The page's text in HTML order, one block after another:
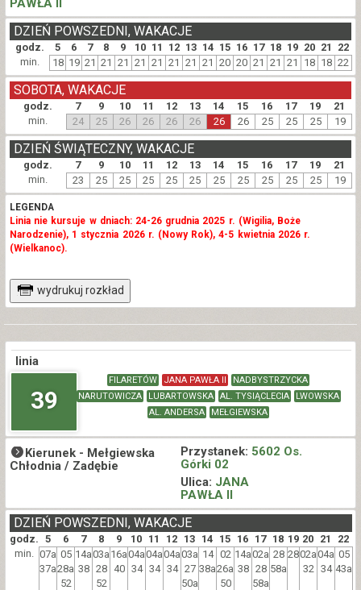
PAWŁA II
godz. 5 6 7 8 9 10 11 12 13 14 15 16 17 18 19 20 21 22
DZIEŃ POWSZEDNI, WAKACJE
min. 18 19 21 21 21 21 21 21 21 21 20 20 21 21 21 18 18 22
godz. 7 9 10 11 12 13 14 15 16 17 19 21
SOBOTA, WAKACJE
min. 24 25 26 26 26 26 26 26 25 25 25 19
godz. 7 9 10 11 12 13 14 15 16 17 19 21
DZIEŃ ŚWIĄTECZNY, WAKACJE
min. 23 25 25 25 25 25 25 25 25 25 25 19
LEGENDA
Linia nie kursuje w dniach: 24-26 grudnia 2025 r. (Wigilia, Boże
Narodzenie), 1 stycznia 2026 r. (Nowy Rok), 4-5 kwietnia 2026 r.
(Wielkanoc).
wydrukuj rozkład
linia
39
FILARETÓW JANA PAWŁA II
NADBYSTRZYCKA
NARUTOWICZA
LUBARTOWSKA AL. TYSIĄCLECIA
LWOWSKA
AL. ANDERSA
MEŁGIEWSKA
Kierunek - Mełgiewska
Chłodnia / Zadębie
Przystanek: 5602 Os.
Górki 02
Ulica: JANA
PAWŁA II
godz. 5 6 7 8 9 10 11 12 13 14 15 16 17 18 19 20 21 22
DZIEŃ POWSZEDNI, WAKACJE
min.
07a
37a
05
28a
52
14a
38
03a
28
52
16a
40
04a
34
04a
34
04a
34
03a
27
50a
14
38a
02
26a
50
14a
38
02a
28
58a
28
58a
2802a
32
04a
34
05
43a